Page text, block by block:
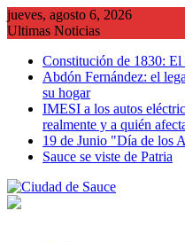
Saltar
al
jueves, agosto 6, 2026
Ultimas Noticias
Constitución de 1830:
Abdón Fernández: el
su hogar
IMESI a los autos
realmente y a quién
19 de Junio "Día de los
Sauce se viste de Patria